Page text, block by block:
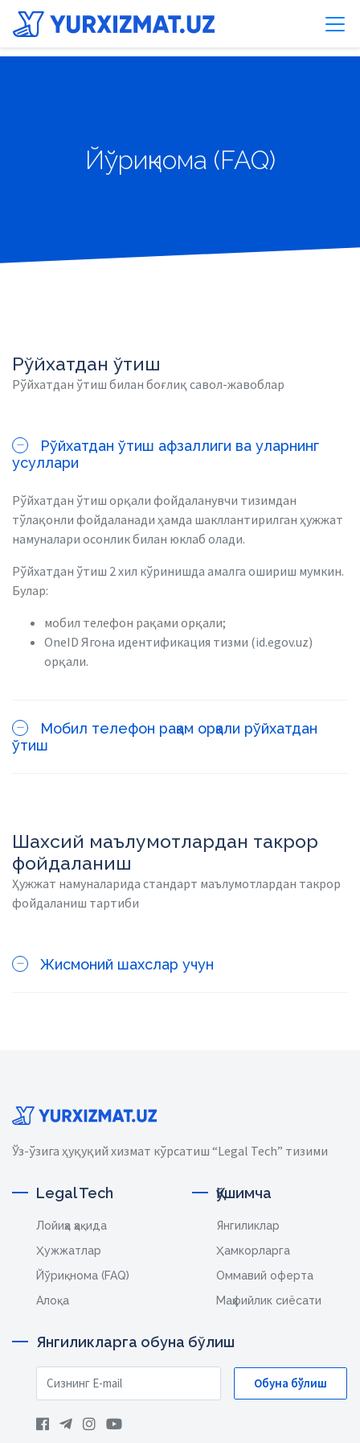
Йўриқнома (FAQ)
Рўйхатдан ўтиш
Рўйхатдан ўтиш билан боғлиқ савол-жавоблар
Рўйхатдан ўтиш афзаллиги ва уларнинг
усуллари
Рўйхатдан ўтиш орқали фойдаланувчи тизимдан
тўлақонли фойдаланади ҳамда шакллантирилган ҳужжат
намуналари осонлик билан юклаб олади.
Рўйхатдан ўтиш 2 хил кўринишда амалга ошириш мумкин.
Булар:
мобил телефон рақами орқали;
OneID Ягона идентификация тизми (id.egov.uz)
орқали.
Мобил телефон рақам орқали рўйхатдан
ўтиш
Шахсий маълумотлардан такрор
фойдаланиш
Ҳужжат намуналарида стандарт маълумотлардан такрор
фойдаланиш тартиби
Жисмоний шахслар учун
Ўз-ўзига ҳуқуқий хизмат кўрсатиш “Legal Tech” тизими
Legal Tech
Лойиҳа ҳақида
Ҳужжатлар
Йўриқнома (FAQ)
Алоқа
Қўшимча
Янгиликлар
Ҳамкорларга
Оммавий оферта
Маҳфийлик сиёсати
Янгиликларга обуна бўлиш
Обуна бўлиш